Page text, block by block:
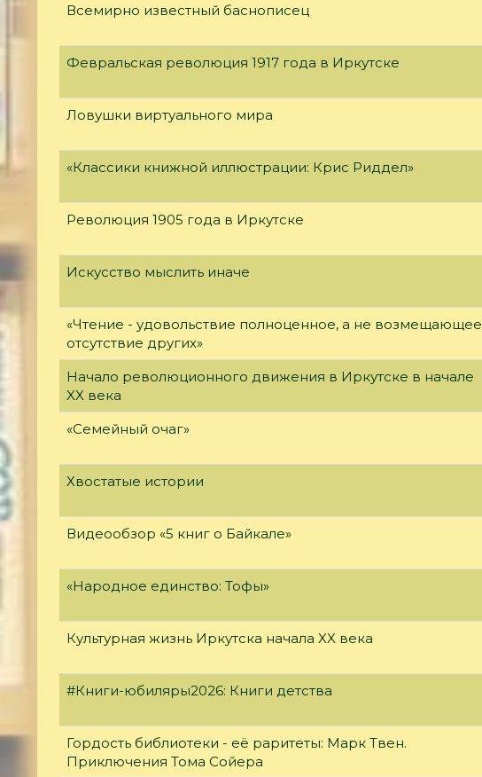
Всемирно известный баснописец
Февральская революция 1917 года в Иркутске
Ловушки виртуального мира
«Классики книжной иллюстрации: Крис Риддел»
Революция 1905 года в Иркутске
Искусство мыслить иначе
«Чтение - удовольствие полноценное, а не возмещающее
отсутствие других»
Начало революционного движения в Иркутске в начале
XX века
«Семейный очаг»
Хвостатые истории
Видеообзор «5 книг о Байкале»
«Народное единство: Тофы»
Культурная жизнь Иркутска начала XX века
#Книги-юбиляры2026: Книги детства
Гордость библиотеки - её раритеты: Марк Твен.
Приключения Тома Сойера